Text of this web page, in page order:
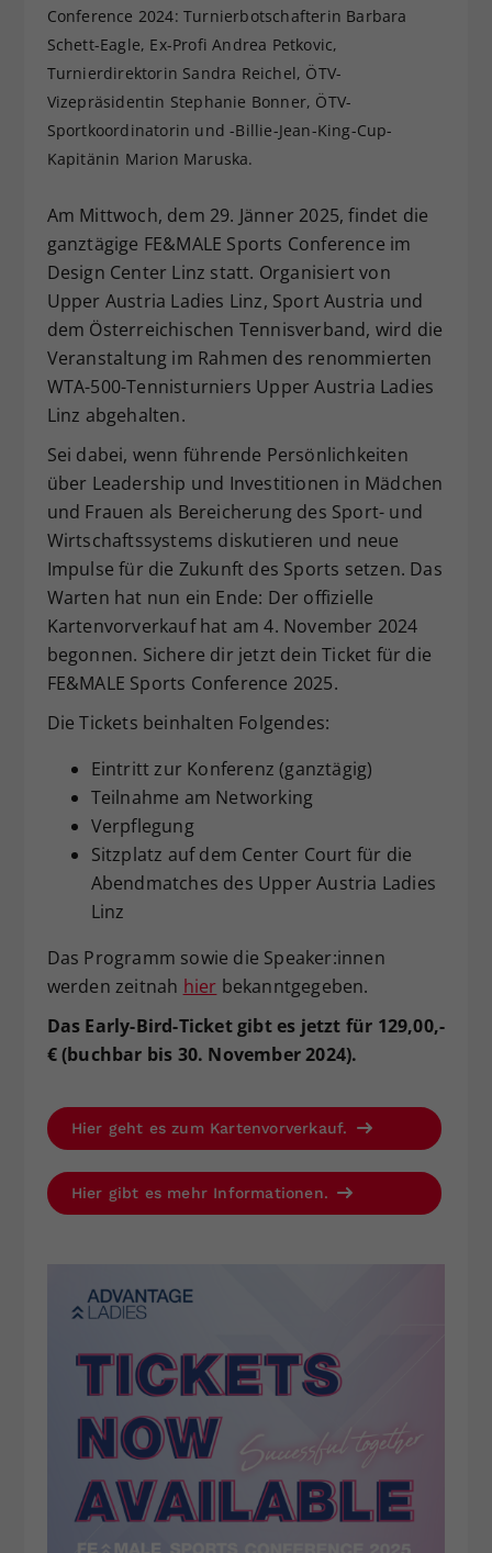
Conference 2024: Turnierbotschafterin Barbara
Schett-Eagle, Ex-Profi Andrea Petkovic,
Turnierdirektorin Sandra Reichel, ÖTV-
Vizepräsidentin Stephanie Bonner, ÖTV-
Sportkoordinatorin und -Billie-Jean-King-Cup-
Kapitänin Marion Maruska.
Am Mittwoch, dem 29. Jänner 2025, findet die
ganztägige FE&MALE Sports Conference im
Design Center Linz statt. Organisiert von
Upper Austria Ladies Linz, Sport Austria und
dem Österreichischen Tennisverband, wird die
Veranstaltung im Rahmen des renommierten
WTA-500-Tennisturniers Upper Austria Ladies
Linz abgehalten.
Sei dabei, wenn führende Persönlichkeiten
über Leadership und Investitionen in Mädchen
und Frauen als Bereicherung des Sport- und
Wirtschaftssystems diskutieren und neue
Impulse für die Zukunft des Sports setzen. Das
Warten hat nun ein Ende: Der offizielle
Kartenvorverkauf hat am 4. November 2024
begonnen. Sichere dir jetzt dein Ticket für die
FE&MALE Sports Conference 2025.
Die Tickets beinhalten Folgendes:
Eintritt zur Konferenz (ganztägig)
Teilnahme am Networking
Verpflegung
Sitzplatz auf dem Center Court für die
Abendmatches des Upper Austria Ladies
Linz
Das Programm sowie die Speaker:innen
werden zeitnah hier bekanntgegeben.
Das Early-Bird-Ticket gibt es jetzt für 129,00,-
€ (buchbar bis 30. November 2024).
Hier geht es zum Kartenvorverkauf.
Hier gibt es mehr Informationen.
Zweck
Dieser Wert speichert Ihre Consent-
Einstellungen. Unter anderem eine
zufällig generierte ID, für die
historische Speicherung Ihrer
vorgenommen Einstellungen, falls der
hat.